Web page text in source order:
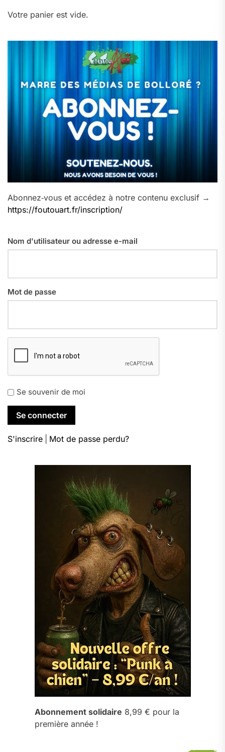
Votre panier est vide.
Abonnez‑vous et accédez à notre contenu exclusif →
https://foutouart.fr/inscription/
Nom d'utilisateur ou adresse e-mail
Mot de passe
Se souvenir de moi
S'inscrire Mot de passe perdu?
Abonnement solidaire 8,99 € pour la
première année !